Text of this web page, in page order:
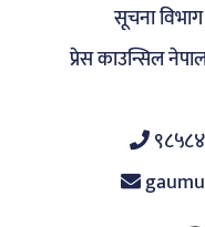
सूचना
प्रेस काउन्सिल